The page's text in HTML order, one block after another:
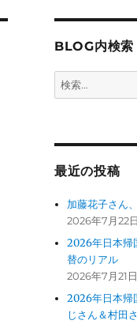
BLOG内検索
検
索:
最近の投稿
加藤花子さん
2026年7月22日
2026年日本帰
替のリアル
2026年7月21日
2026年日本帰
じさん＆村田